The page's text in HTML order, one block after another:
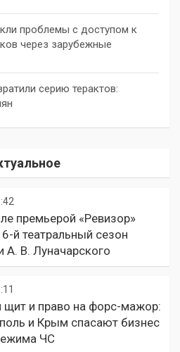
проблемы с доступом к
через зарубежные
серию терактов:
премьерой «Ревизор»
й театральный сезон
А. В. Луначарского
и право на форс-мажор:
и Крым спасают бизнес
ЧС